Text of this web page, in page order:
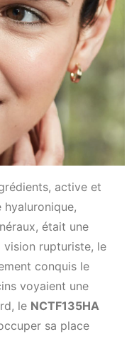
active et
était une
rupturiste, le
conquis le
voyaient une
le NCTF135HA
sa place